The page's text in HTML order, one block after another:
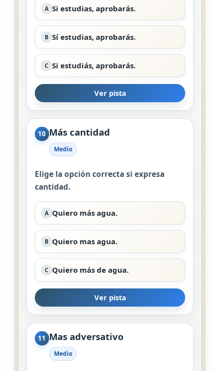
A Si estudias, aprobarás.
B Sí estudias, aprobarás.
C Si estudiás, aprobarás.
Ver pista
10 Más cantidad
Medio
Elige la opción correcta si expresa
cantidad.
A Quiero más agua.
B Quiero mas agua.
C Quiero más de agua.
Ver pista
11 Mas adversativo
Medio